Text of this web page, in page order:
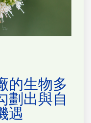
的生物多
劃出與自
遇